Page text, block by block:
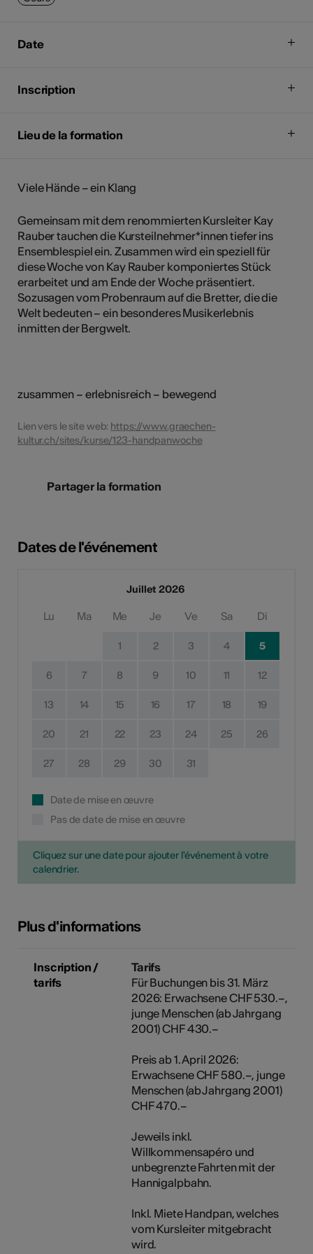
Date
Inscription
Lieu de la formation
Viele Hände – ein Klang
Gemeinsam mit dem renommierten Kursleiter Kay
Rauber tauchen die Kursteilnehmer*innen tiefer ins
Ensemblespiel ein. Zusammen wird ein speziell für
diese Woche von Kay Rauber komponiertes Stück
erarbeitet und am Ende der Woche präsentiert.
Sozusagen vom Probenraum auf die Bretter, die die
Welt bedeuten – ein besonderes Musikerlebnis
inmitten der Bergwelt.
zusammen – erlebnisreich – bewegend
Lien vers le site web: https://www.graechen-
kultur.ch/sites/kurse/123-handpanwoche
Partager la formation
Dates de l'événement
Juillet 2026
Lu Ma Me Je Ve Sa Di
1 2 3 4 5
6 7 8 9 10 11 12
13 14 15 16 17 18 19
20 21 22 23 24 25 26
27 28 29 30 31
Date de mise en œuvre
Pas de date de mise en œuvre
Cliquez sur une date pour ajouter l'événement à votre
calendrier.
Plus d'informations
Inscription /
tarifs
Tarifs
Für Buchungen bis 31. März
2026: Erwachsene CHF 530.–,
junge Menschen (ab Jahrgang
2001) CHF 430.–
Preis ab 1. April 2026:
Erwachsene CHF 580.–, junge
Menschen (ab Jahrgang 2001)
CHF 470.–
Jeweils inkl.
Willkommensapéro und
unbegrenzte Fahrten mit der
Hannigalpbahn.
Inkl. Miete Handpan, welches
vom Kursleiter mitgebracht
wird.